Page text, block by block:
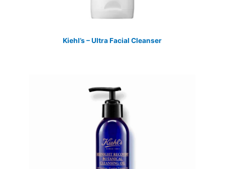
Kiehl’s – Ultra Facial Cleanser